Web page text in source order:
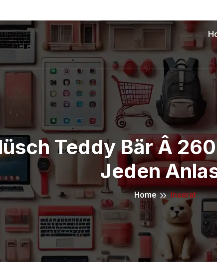
Teddy Bär Â
Jeden
Home Inserat